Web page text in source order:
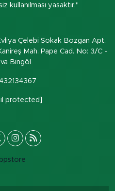
kullanılması yasaktır."
Çelebi Sokak Bozgan Apt.
Mah. Pape Cad. No: 3/C -
Bingöl
protected]